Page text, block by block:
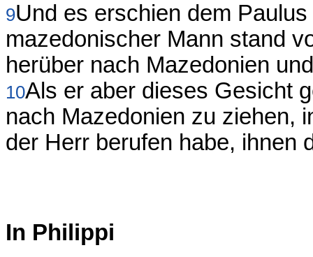
9Und es erschien dem
mazedonischer Mann stand
herüber nach Mazedonien
10Als er aber dieses Gesicht
nach Mazedonien zu ziehen,
der Herr berufen habe, ihnen
In Philippi